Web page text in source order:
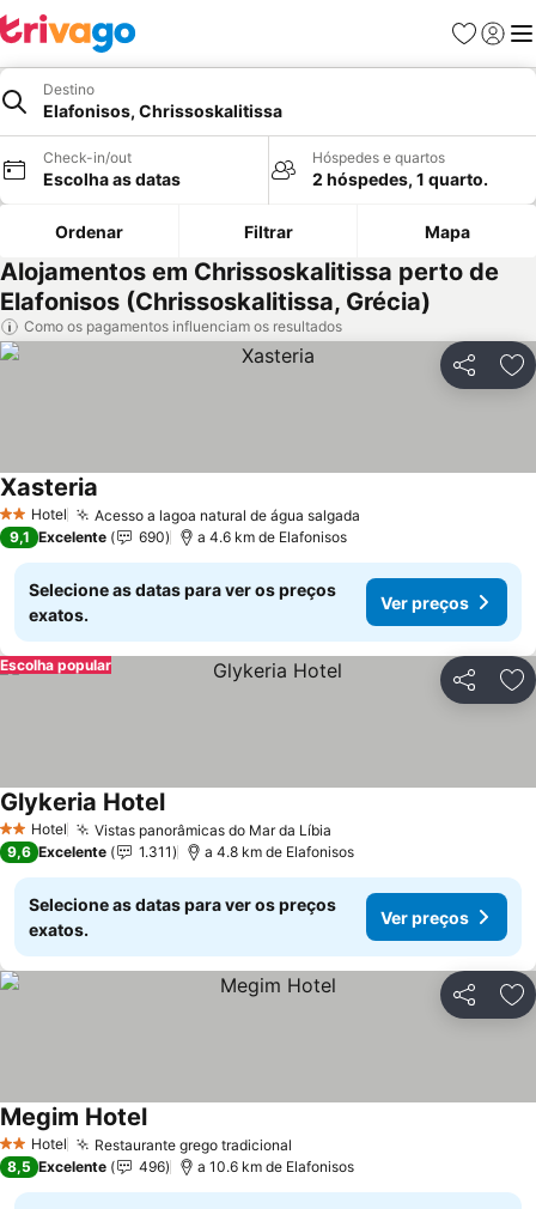
Favoritos
Iniciar
Destino
Elafonisos, Chrissoskalitissa
Check-in/out
Escolha as datas
Hóspedes e quartos
2 hóspedes, 1 quarto.
Ordenar Filtrar Mapa
Alojamentos em Chrissoskalitissa perto de
Elafonisos (Chrissoskalitissa, Grécia)
Como os pagamentos influenciam os resultados
Partilhar
2 Estrelas
Hotel Acesso a lagoa natural de água salgada
Xasteria
9,1 Excelente 690 a 4.6 km de Elafonisos
Selecione as datas para ver os preços
exatos.
Ver preços
Partilhar
Escolha popular
2 Estrelas
Hotel Vistas panorâmicas do Mar da Líbia
Glykeria HotelVer preços
9,6 Excelente 1.311 a 4.8 km de Elafonisos
Selecione as datas para ver os preços
exatos.
Ver preços
Partilhar
2 Estrelas
Hotel Restaurante grego tradicional
Megim HotelVer preços
8,5 Excelente 496 a 10.6 km de Elafonisos